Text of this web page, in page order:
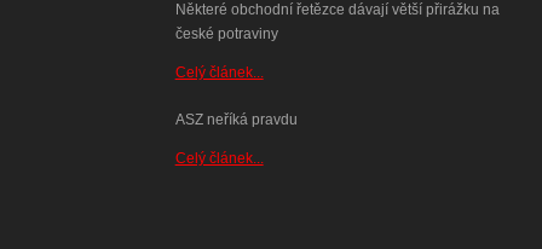
Některé obchodní řetězce dávají větší přirážku na
české potraviny
Celý článek...
ASZ neříká pravdu
Celý článek...